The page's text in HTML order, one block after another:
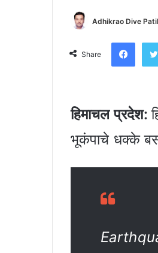
Adhikrao Dive Patil
Share
हिमाचल प्रदेश:
भूकंपाचे धक्के